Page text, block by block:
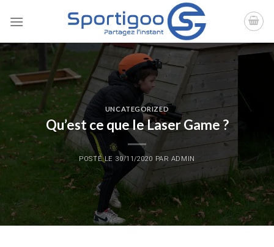
UNCATEGORIZED
Qu’est ce que le Laser Game ?
POSTÉ LE 30/11/2020 PAR ADMIN